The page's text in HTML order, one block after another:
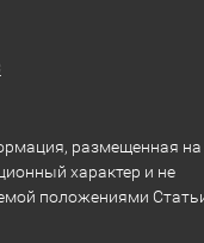
размещенная на
характер и не
положениями